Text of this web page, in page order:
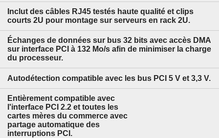
Inclut des câbles RJ45 testés haute qualité et clips
courts 2U pour montage sur serveurs en rack 2U.
Échanges de données sur bus 32 bits avec accès DMA
sur interface PCI à 132 Mo/s afin de minimiser la charge
du processeur.
Autodétection compatible avec les bus PCI 5 V et 3,3 V.
Entièrement compatible avec
l'interface PCI 2.2 et toutes les
cartes mères du commerce avec
partage automatique des
interruptions PCI.